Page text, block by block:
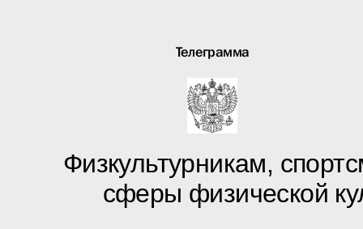
Телеграмма
Физкультурникам,
сферы физической